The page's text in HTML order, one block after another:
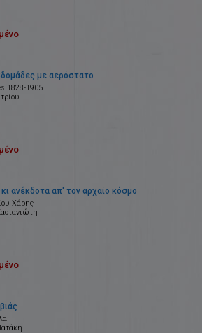
με αερόστατο
1828-1905
κι ανέκδοτα απ' τον αρχαίο κόσμο
Χάρης